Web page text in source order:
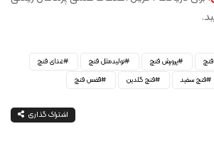
فنچ پرورش فنچ تولیدمثل فنچ
غذای فنچ
فنچ سفید فنچ گلدین
قفس فنچ
اشتراک گذاری